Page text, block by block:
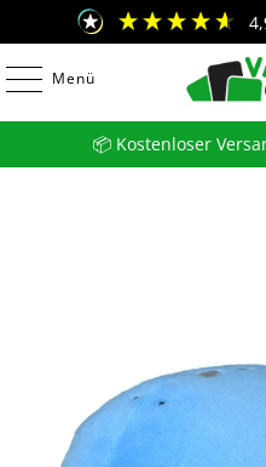
Menü
📦 Kostenloser